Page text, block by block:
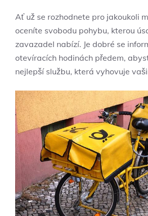
Ať už se rozhodnete pro jakoukoli
oceníte svobodu pohybu, kterou
zavazadel nabízí. Je dobré se
otevíracích hodinách předem,
nejlepší službu, která vyhovuje